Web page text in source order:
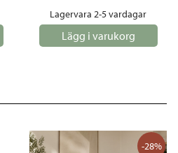
Lagervara 2-5 vardagar
Lägg i varukorg
-28%